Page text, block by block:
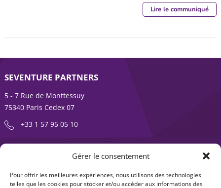
Gérer le consentement
Pour offrir les meilleures expériences, nous utilisons des technologies
telles que les cookies pour stocker et/ou accéder aux informations des
Lire le communiqué
SEVENTURE PARTNERS
5 - 7 Rue de Monttessuy
75340 Paris Cedex 07
+33 1 57 95 05 10
ENTREPRENDRE EST UNE AVENTURE
À propos
Expertises